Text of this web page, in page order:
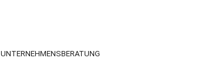
UNTERNEHMENSBERATUNG